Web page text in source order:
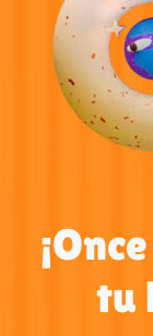
tu